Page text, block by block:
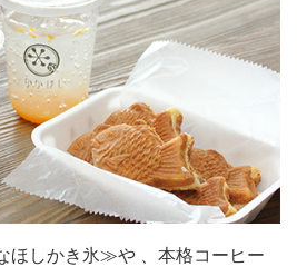
ほしかき氷≫や 、本格コーヒー